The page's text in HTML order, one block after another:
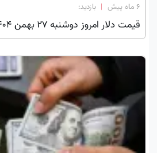
۶ ماه پیش | بازدید:
قیمت دلار امروز دوشنبه 27 بهمن 1404